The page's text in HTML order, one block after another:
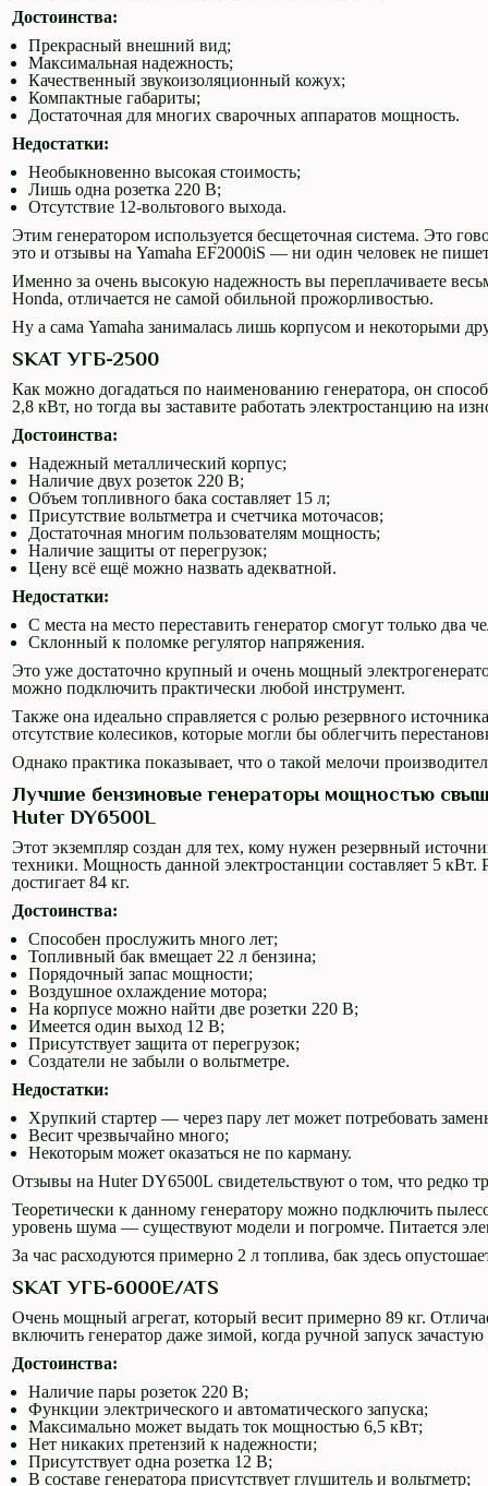
Достоинства:
Прекрасный внешний вид;
Максимальная надежность;
Качественный звукоизоляционный кожух;
Компактные габариты;
Достаточная для многих сварочных аппаратов мощность.
Недостатки:
Необыкновенно высокая стоимость;
Лишь одна розетка 220 В;
Отсутствие 12-вольтового выхода.
Этим генератором используется бесщеточная система. Это
это и отзывы на Yamaha EF2000iS — ни один человек не
Именно за очень высокую надежность вы переплачиваете
Honda, отличается не самой обильной прожорливостью.
Ну а сама Yamaha занималась лишь корпусом и некоторыми
SKAT УГБ-2500
Как можно догадаться по наименованию генератора, он
2,8 кВт, но тогда вы заставите работать электростанцию на
Достоинства:
Надежный металлический корпус;
Наличие двух розеток 220 В;
Объем топливного бака составляет 15 л;
Присутствие вольтметра и счетчика моточасов;
Достаточная многим пользователям мощность;
Наличие защиты от перегрузок;
Цену всё ещё можно назвать адекватной.
Недостатки:
С места на место переставить генератор смогут только два
Склонный к поломке регулятор напряжения.
Это уже достаточно крупный и очень мощный
можно подключить практически любой инструмент.
Также она идеально справляется с ролью резервного
отсутствие колесиков, которые могли бы облегчить
Однако практика показывает, что о такой мелочи
Лучшие бензиновые генераторы мощностью
Huter DY6500L
Этот экземпляр создан для тех, кому нужен резервный
техники. Мощность данной электростанции составляет 5
достигает 84 кг.
Достоинства:
Способен прослужить много лет;
Топливный бак вмещает 22 л бензина;
Порядочный запас мощности;
Воздушное охлаждение мотора;
На корпусе можно найти две розетки 220 В;
Имеется один выход 12 В;
Присутствует защита от перегрузок;
Создатели не забыли о вольтметре.
Недостатки:
Хрупкий стартер — через пару лет может потребовать
Весит чрезвычайно много;
Некоторым может оказаться не по карману.
Отзывы на Huter DY6500L свидетельствуют о том, что редко
Теоретически к данному генератору можно подключить
уровень шума — существуют модели и погромче. Питается
За час расходуются примерно 2 л топлива, бак здесь
SKAT УГБ-6000E/ATS
Очень мощный агрегат, который весит примерно 89 кг.
включить генератор даже зимой, когда ручной запуск
Достоинства:
Наличие пары розеток 220 В;
Функции электрического и автоматического запуска;
Максимально может выдать ток мощностью 6,5 кВт;
Нет никаких претензий к надежности;
Присутствует одна розетка 12 В;
В составе генератора присутствует глушитель и вольтметр;